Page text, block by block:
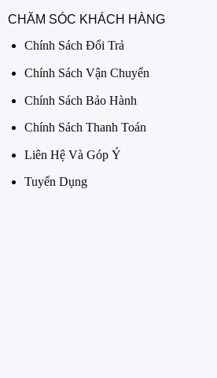
CHĂM SÓC KHÁCH HÀNG
Chính Sách Đổi Trả
Chính Sách Vận Chuyển
Chính Sách Bảo Hành
Chính Sách Thanh Toán
Liên Hệ Và Góp Ý
Tuyển Dụng